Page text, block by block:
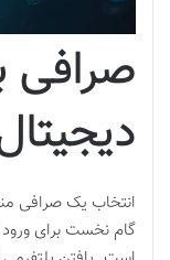
صرافی
انتخاب یک صرافی
گام نخست برای ورود